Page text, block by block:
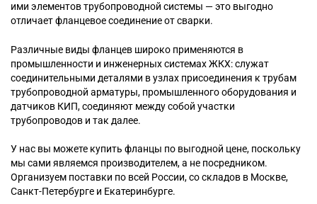
ими элементов трубопроводной системы — это выгодно
отличает фланцевое соединение от сварки.
Различные виды фланцев широко применяются в
промышленности и инженерных системах ЖКХ: служат
соединительными деталями в узлах присоединения к трубам
трубопроводной арматуры, промышленного оборудования и
датчиков КИП, соединяют между собой участки
трубопроводов и так далее.
У нас вы можете купить фланцы по выгодной цене, поскольку
мы сами являемся производителем, а не посредником.
Организуем поставки по всей России, со складов в Москве,
Санкт-Петербурге и Екатеринбурге.